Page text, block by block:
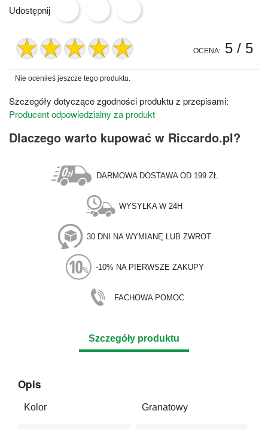
Udostępnij
OCENA: 5 / 5
Nie oceniłeś jeszcze tego produktu.
Szczegóły dotyczące zgodności produktu z przepisami:
Producent odpowiedzialny za produkt
Dlaczego warto kupować w Riccardo.pl?
DARMOWA DOSTAWA OD 199 ZŁ
WYSYŁKA W 24H
30 DNI NA WYMIANĘ LUB ZWROT
-10% NA PIERWSZE ZAKUPY
FACHOWA POMOC
Szczegóły produktu
Opis
Kolor Granatowy